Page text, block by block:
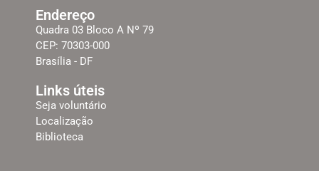
Endereço
Quadra 03 Bloco A Nº 79
CEP: 70303-000
Brasília - DF
Links úteis
Seja voluntário
Localização
Biblioteca